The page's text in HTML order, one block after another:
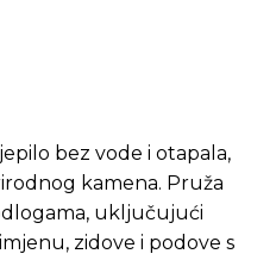
bez vode i otapala,
kamena. Pruža
uključujući
zidove i podove s